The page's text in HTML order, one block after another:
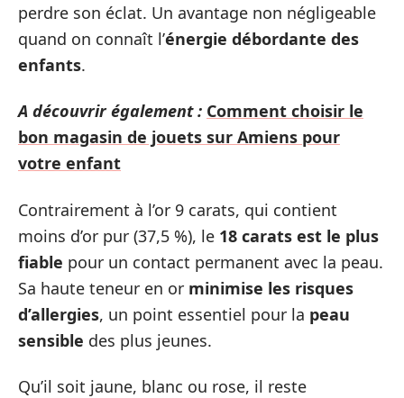
perdre son éclat. Un avantage non négligeable
quand on connaît l’énergie débordante des
enfants.
A découvrir également : Comment choisir le
bon magasin de jouets sur Amiens pour
votre enfant
Contrairement à l’or 9 carats, qui contient
moins d’or pur (37,5 %), le 18 carats est le plus
fiable pour un contact permanent avec la peau.
Sa haute teneur en or minimise les risques
d’allergies, un point essentiel pour la peau
sensible des plus jeunes.
Qu’il soit jaune, blanc ou rose, il reste